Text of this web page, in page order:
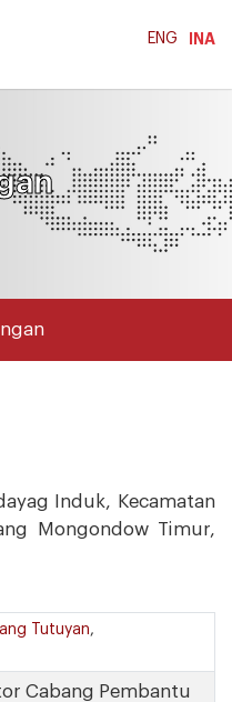
INA
ENG
Induk, Kecamatan
Mongondow Timur,
Tutuyan,
Cabang Pembantu